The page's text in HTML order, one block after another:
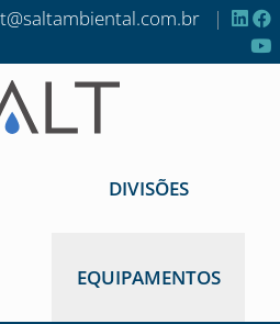
|
DIVISÕES
EQUIPAMENTOS